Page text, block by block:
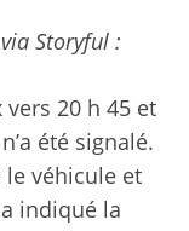
Storyful :
20 h 45 et
été signalé.
véhicule et
indiqué la